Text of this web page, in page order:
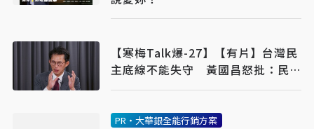
【寒梅Talk爆-27】【有片】台灣民
主底線不能失守 黃國昌怒批：民進
黨不要臉
PR・大華銀全能行銷方案